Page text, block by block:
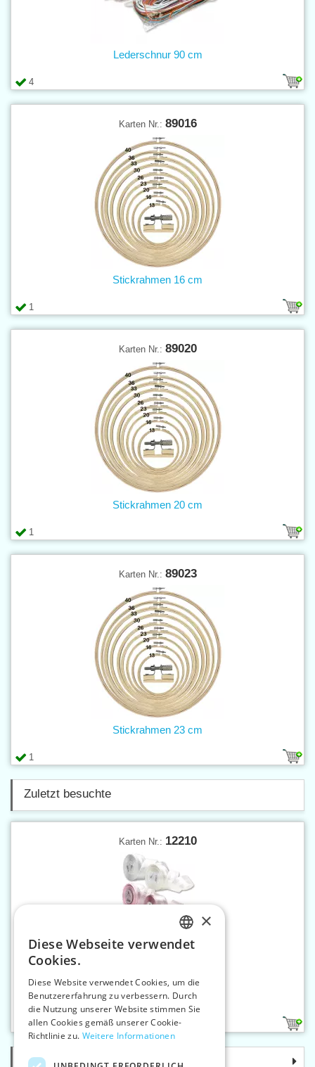
4
Lederschnur 90 cm
Karten Nr.: 89016
1
Stickrahmen 16 cm
Karten Nr.: 89020
1
Stickrahmen 20 cm
Karten Nr.: 89023
1
Stickrahmen 23 cm
Zuletzt besuchte
Karten Nr.: 12210
8
Leinenband mit MTP 40 mm
Kategorie
CZECH
ENGLISH
×
Diese Webseite verwendet
Cookies.
Diese Website verwendet Cookies, um die
Benutzererfahrung zu verbessern. Durch
die Nutzung unserer Website stimmen Sie
allen Cookies gemäß unserer Cookie-
Richtlinie zu. Weitere Informationen